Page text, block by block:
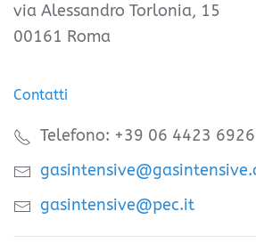
via Alessandro Torlonia, 15
00161 Roma
Contatti
Telefono: +39 06 4423 6926
gasintensive@pec.it